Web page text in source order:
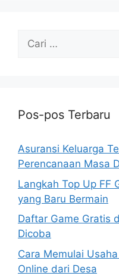
Cari
Pos-pos Terbaru
Asuransi Keluarga
Perencanaan Masa
Langkah Top Up FF
yang Baru Bermain
Daftar Game Gratis
Dicoba
Cara Memulai
Online dari Desa